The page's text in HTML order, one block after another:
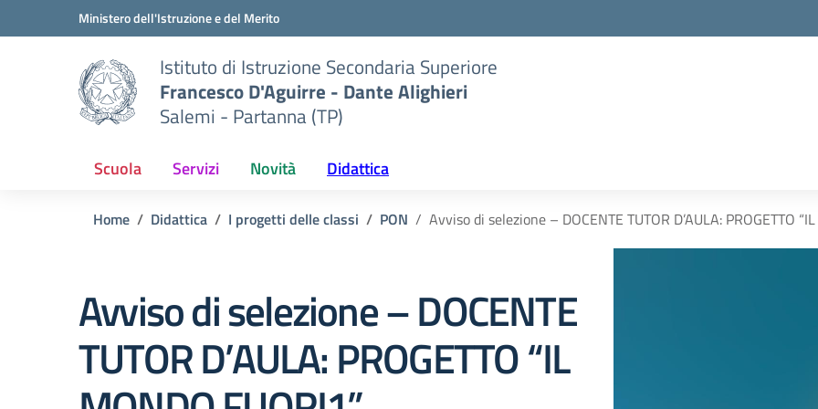
Vai ai contenuti
Vai al menu di navigazioneMinistero dell'Istruzione e del Merito
Istituto di Istruzione Secondaria Superiore
Francesco D'Aguirre - Dante Alighieri
Salemi - Partanna (TP)
Scuola Servizi Novità Didattica
Home Didattica I progetti delle classi PON Avviso di selezione – DOCENTE TUTOR D’AULA: PROGETTO
Avviso di selezione – DOCENTE
TUTOR D’AULA: PROGETTO “IL